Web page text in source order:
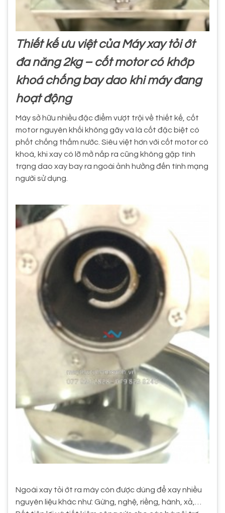
Thiết kế ưu việt của Máy xay tỏi ớt
đa năng 2kg – cốt motor có khớp
khoá chống bay dao khi máy đang
hoạt động
Máy sở hữu nhiều đặc điểm vượt trội về thiết kế, cốt
motor nguyên khối không gãy và là cốt đặc biệt có
phốt chống thấm nước. Siêu việt hơn với cốt motor có
khoá, khi xay có lỡ mở nắp ra cũng không gặp tình
trạng dao xay bay ra ngoài ảnh hưởng đến tính mạng
người sử dụng.
Ngoài xay tỏi ớt ra máy còn được dùng để xay nhiều
nguyên liệu khác như: Gừng, nghệ, riềng, hành, xả,…